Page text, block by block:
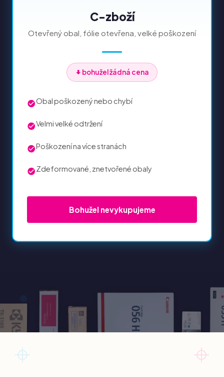
C-zboží
Otevřený obal, fólie otevřena, velké poškození
bohužel žádná cena
Obal poškozený nebo chybí
Velmi velké odtržení
Poškození na více stranách
Zdeformované, znetvořené obaly
Bohužel nevykupujeme